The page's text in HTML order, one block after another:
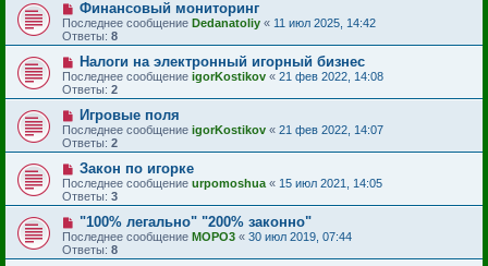
Финансовый мониторинг
Последнее сообщение Dedanatoliy « 11 июл 2025, 14:42
Ответы: 8
Налоги на электронный игорный бизнес
Последнее сообщение igorKostikov « 21 фев 2022, 14:08
Ответы: 2
Игровые поля
Последнее сообщение igorKostikov « 21 фев 2022, 14:07
Ответы: 2
Закон по игорке
Последнее сообщение urpomoshua « 15 июл 2021, 14:05
Ответы: 3
"100% легально" "200% законно"
Последнее сообщение MOPO3 « 30 июл 2019, 07:44
Ответы: 8